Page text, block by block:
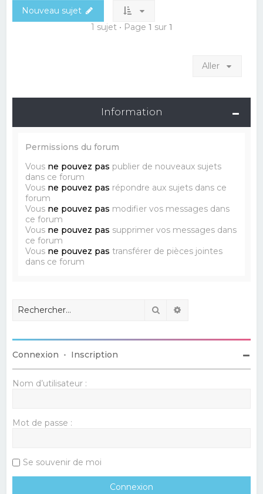
Nouveau sujet
1 sujet • Page 1 sur 1
Aller
Information
Permissions du forum
Vous ne pouvez pas publier de nouveaux sujets
dans ce forum
Vous ne pouvez pas répondre aux sujets dans ce
forum
Vous ne pouvez pas modifier vos messages dans
ce forum
Vous ne pouvez pas supprimer vos messages dans
ce forum
Vous ne pouvez pas transférer de pièces jointes
dans ce forum
Rechercher
Connexion • Inscription
Nom d’utilisateur :
Mot de passe :
Se souvenir de moi